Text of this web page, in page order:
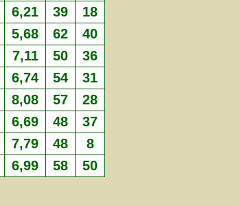
6,21 39 18
5,68 62 40
7,11 50 36
6,74 54 31
8,08 57 28
6,69 48 37
7,79 48 8
6,99 58 50